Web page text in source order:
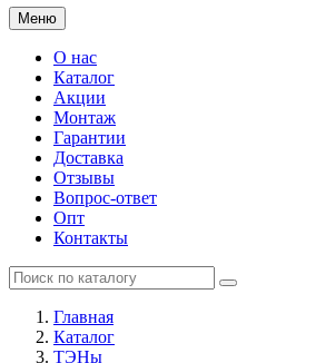
Меню
О нас
Каталог
Акции
Монтаж
Гарантии
Доставка
Отзывы
Вопрос-ответ
Опт
Контакты
Главная
Каталог
ТЭНы